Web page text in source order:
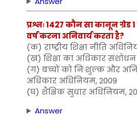
प्रश्नः 1427 कौन सा कानून ग्रेड
वर्ष करना अनिवार्य करता है?
(क) राष्ट्रीय शिक्षा नीति
(ख) शिक्षा का अधिकार
(ग) बच्चों को निःशुल्क और
अधिकार अधिनियम, 2009
(घ) शैक्षिक सुधार अधिनियम,
Answer